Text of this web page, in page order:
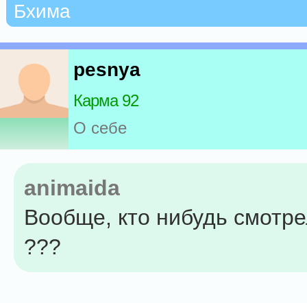
Бхима
pesnya
Карма 92
О себе
animaida
Вообще, кто нибудь
???